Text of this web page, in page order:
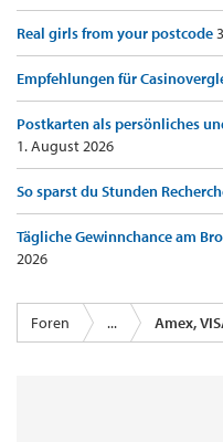
Real girls from your postcode
Empfehlungen für
Postkarten als persönliches
1. August 2026
So sparst du Stunden
Tägliche Gewinnchance am
2026
Foren ... Amex,